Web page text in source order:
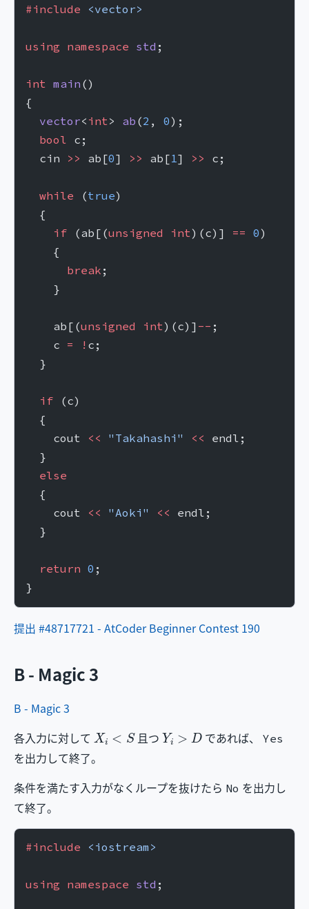
#include <vector>
using namespace std ;
int main()
{
  vector
<int> ab(2 , 0);
  bool
c;
  cin
>> ab[0] >> ab[1] >> c;
  while
(true)
  {
    if
(ab[(unsigned int)(c)] == 0)
    {
      break
;
    }
    ab[(
unsigned int)(c)] -- ;
    c
= ! c;
  }
  if
(c)
  {
    cout
<< "Takahashi" << endl;
  }
  else
  {
    cout
<< "Aoki" << endl;
  }
  return
0 ;
}
提出 #48717721 - AtCoder Beginner Contest 190
B - Magic 3
B - Magic 3
各入力に対して
且つ であれば、Yes
を出力して終了。
条件を満たす入力がなくループを抜けたら No を出力し
て終了。
#include <iostream>
using namespace std ;